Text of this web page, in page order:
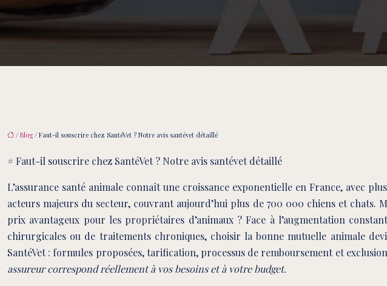
/ Blog/ Faut-il souscrire chez SantéVet ? Notre avis santévet détaillé
# Faut-il souscrire chez SantéVet ? Notre avis santévet détaillé
L’assurance santé animale connaît une croissance exponentielle en France, avec
acteurs majeurs du secteur, couvrant aujourd’hui plus de 700 000 chiens et
prix avantageux pour les propriétaires d’animaux ? Face à l’augmentation
chirurgicales ou de traitements chroniques, choisir la bonne mutuelle animale
SantéVet : formules proposées, tarification, processus de remboursement et
assureur correspond réellement à vos besoins et à votre budget.